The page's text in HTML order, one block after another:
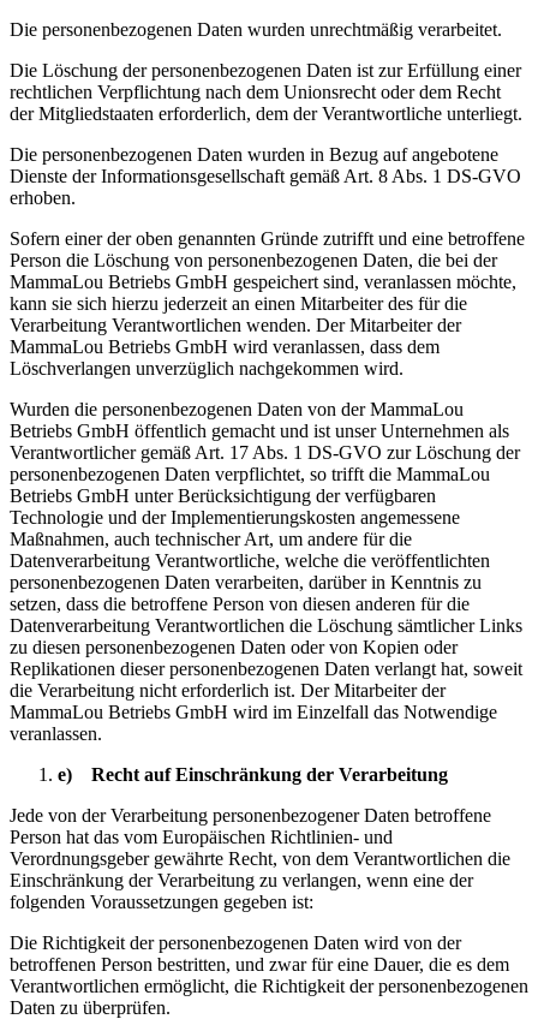
Die personenbezogenen Daten wurden unrechtmäßig verarbeitet.
Die Löschung der personenbezogenen Daten ist zur Erfüllung einer
rechtlichen Verpflichtung nach dem Unionsrecht oder dem Recht
der Mitgliedstaaten erforderlich, dem der Verantwortliche unterliegt.
Die personenbezogenen Daten wurden in Bezug auf angebotene
Dienste der Informationsgesellschaft gemäß Art. 8 Abs. 1 DS-GVO
erhoben.
Sofern einer der oben genannten Gründe zutrifft und eine betroffene
Person die Löschung von personenbezogenen Daten, die bei der
MammaLou Betriebs GmbH gespeichert sind, veranlassen möchte,
kann sie sich hierzu jederzeit an einen Mitarbeiter des für die
Verarbeitung Verantwortlichen wenden. Der Mitarbeiter der
MammaLou Betriebs GmbH wird veranlassen, dass dem
Löschverlangen unverzüglich nachgekommen wird.
Wurden die personenbezogenen Daten von der MammaLou
Betriebs GmbH öffentlich gemacht und ist unser Unternehmen als
Verantwortlicher gemäß Art. 17 Abs. 1 DS-GVO zur Löschung der
personenbezogenen Daten verpflichtet, so trifft die MammaLou
Betriebs GmbH unter Berücksichtigung der verfügbaren
Technologie und der Implementierungskosten angemessene
Maßnahmen, auch technischer Art, um andere für die
Datenverarbeitung Verantwortliche, welche die veröffentlichten
personenbezogenen Daten verarbeiten, darüber in Kenntnis zu
setzen, dass die betroffene Person von diesen anderen für die
Datenverarbeitung Verantwortlichen die Löschung sämtlicher Links
zu diesen personenbezogenen Daten oder von Kopien oder
Replikationen dieser personenbezogenen Daten verlangt hat, soweit
die Verarbeitung nicht erforderlich ist. Der Mitarbeiter der
MammaLou Betriebs GmbH wird im Einzelfall das Notwendige
veranlassen.
e) Recht auf Einschränkung der Verarbeitung
Jede von der Verarbeitung personenbezogener Daten betroffene
Person hat das vom Europäischen Richtlinien- und
Verordnungsgeber gewährte Recht, von dem Verantwortlichen die
Einschränkung der Verarbeitung zu verlangen, wenn eine der
folgenden Voraussetzungen gegeben ist:
Die Richtigkeit der personenbezogenen Daten wird von der
betroffenen Person bestritten, und zwar für eine Dauer, die es dem
Verantwortlichen ermöglicht, die Richtigkeit der personenbezogenen
Daten zu überprüfen.